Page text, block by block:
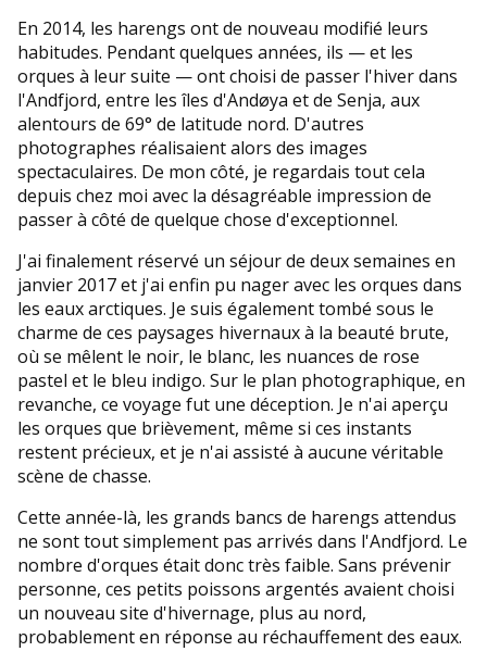
En 2014, les harengs ont de nouveau modifié leurs
habitudes. Pendant quelques années, ils — et les
orques à leur suite — ont choisi de passer l'hiver dans
l'Andfjord, entre les îles d'Andøya et de Senja, aux
alentours de 69° de latitude nord. D'autres
photographes réalisaient alors des images
spectaculaires. De mon côté, je regardais tout cela
depuis chez moi avec la désagréable impression de
passer à côté de quelque chose d'exceptionnel.
J'ai finalement réservé un séjour de deux semaines en
janvier 2017 et j'ai enfin pu nager avec les orques dans
les eaux arctiques. Je suis également tombé sous le
charme de ces paysages hivernaux à la beauté brute,
où se mêlent le noir, le blanc, les nuances de rose
pastel et le bleu indigo. Sur le plan photographique, en
revanche, ce voyage fut une déception. Je n'ai aperçu
les orques que brièvement, même si ces instants
restent précieux, et je n'ai assisté à aucune véritable
scène de chasse.
Cette année-là, les grands bancs de harengs attendus
ne sont tout simplement pas arrivés dans l'Andfjord. Le
nombre d'orques était donc très faible. Sans prévenir
personne, ces petits poissons argentés avaient choisi
un nouveau site d'hivernage, plus au nord,
probablement en réponse au réchauffement des eaux.